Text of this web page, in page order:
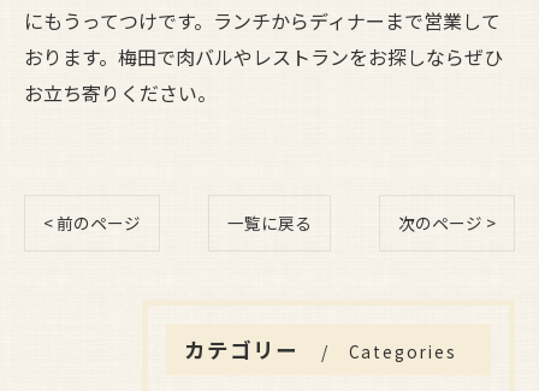
にもうってつけです。ランチからディナーまで営業して
おります。梅田で肉バルやレストランをお探しならぜひ
お立ち寄りください。
< 前のページ 一覧に戻る 次のページ >
カテゴリー Categories